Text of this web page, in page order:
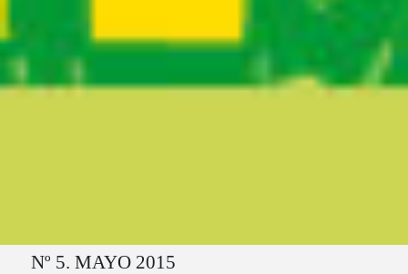
Ruta del sitio
Nº 5. MAYO 2015